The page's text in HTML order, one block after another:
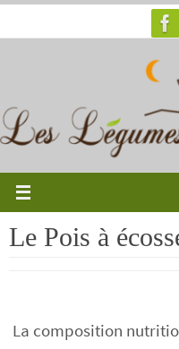
vers
Le Pois à
La composition